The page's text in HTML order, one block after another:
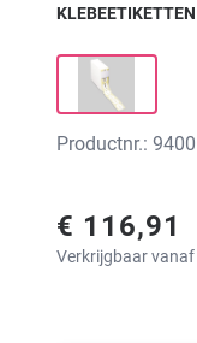
Productnr.:
€ 116,91
Verkrijgbaar